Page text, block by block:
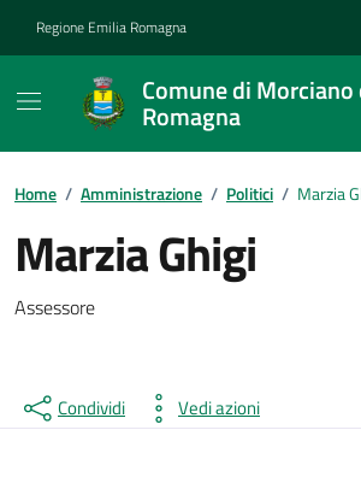
Regione Emilia Romagna
Comune di Morciano
Romagna
Contenuti in evidenza
Home / Amministrazione / Politici / Marzia
Marzia Ghigi
Assessore
Condividi Vedi azioni